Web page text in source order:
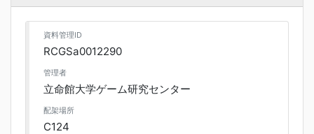
資料管理ID
RCGSa0012290
管理者
立命館大学ゲーム研究センター
配架場所
C124